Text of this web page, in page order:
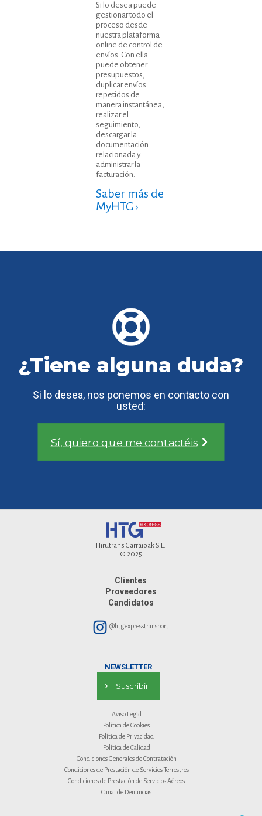
Si lo desea puede
gestionar todo el
proceso desde
nuestra plataforma
online de control de
envíos. Con ella
puede obtener
presupuestos,
duplicar envíos
repetidos de
manera instantánea,
realizar el
seguimiento,
descargar la
documentación
relacionada y
administrar la
facturación.
Saber más de
MyHTG ›
¿Tiene alguna duda?
Si lo desea, nos ponemos en contacto con
usted:
Sí, quiero que me contactéis
Hirutrans Garraioak S.L.
© 2025
Clientes
Proveedores
Candidatos
@htgexpresstransport
NEWSLETTER
Suscribir
Aviso Legal
Política de Cookies
Política de Privacidad
Política de Calidad
Condiciones Generales de Contratación
Condiciones de Prestación de Servicios Terrestres
Condiciones de Prestación de Servicios Aéreos
Canal de Denuncias